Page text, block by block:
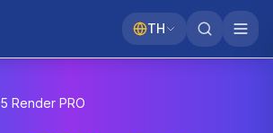
TH
Render PRO